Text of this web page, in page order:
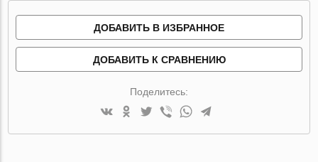
ДОБАВИТЬ В ИЗБРАННОЕ
ДОБАВИТЬ К СРАВНЕНИЮ
Поделитесь: